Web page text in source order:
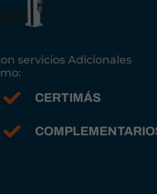
servicios Adicionales
CERTIMÁS